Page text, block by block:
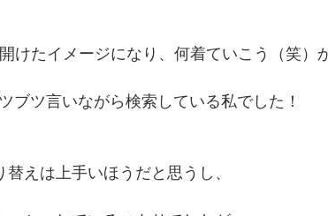
けたイメージになり、何着ていこう（笑）
ブツ言いながら検索している私でした！
えは上手いほうだと思うし、